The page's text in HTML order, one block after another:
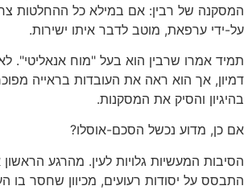
המסקנה של רבין: אם במילא כל ההחלטות
על-ידי ערפאת, מוטב לדבר איתו ישירות.
תמיד אמרו שרבין הוא בעל "מוח אנאליטי".
דמיון, אך הוא ראה את העובדות בראייה
בהיגיון והסיק את המסקנות.
אם כן, מדוע נכשל הסכם-אוסלו?
הסיבות המעשיות גלויות לעין. מהרגע
התבסס על יסודות רעועים, מכיוון שחסר בו